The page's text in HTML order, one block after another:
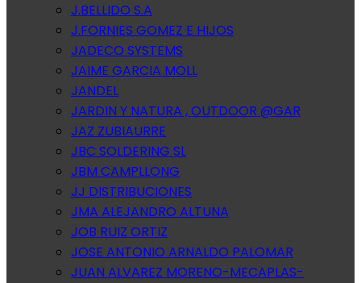
J.BELLIDO S.A
J.FORNIES GOMEZ E HIJOS
JADECO SYSTEMS
JAIME GARCIA MOLL
JANDEL
JARDIN Y NATURA , OUTDOOR @GAR
JAZ ZUBIAURRE
JBC SOLDERING SL
JBM CAMPLLONG
JJ DISTRIBUCIONES
JMA ALEJANDRO ALTUNA
JOB RUIZ ORTIZ
JOSE ANTONIO ARNALDO PALOMAR
JUAN ALVAREZ MORENO-MECAPLAS-